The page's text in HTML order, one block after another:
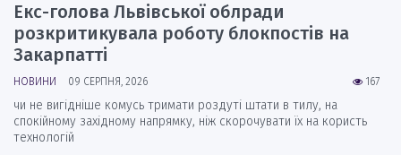
Екс-голова Львівської облради
розкритикувала роботу блокпостів на
Закарпатті
167
НОВИНИ 09 СЕРПНЯ, 2026
чи не вигідніше комусь тримати роздуті штати в тилу, на
спокійному західному напрямку, ніж скорочувати їх на користь
технологій